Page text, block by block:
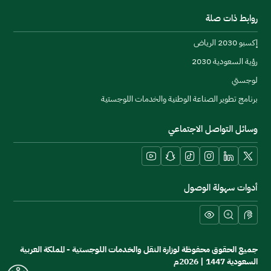
روابط ذات صلة
إكسبو 2030 الرياض
رؤية السعودية 2030
لوجستي
برنامج تطوير الصناعة الوطنية والخدمات اللوجستية
وسائل التواصل الاجتماعي
X platform
LinkedIn
Instagram
TikTok
Snapchat
YouTube
أدوات سهولة الوصول
جميع الحقوق محفوظة لوزارة النقل والخدمات اللوجستية - المملكة العربية
السعودية 1447 | 2026م